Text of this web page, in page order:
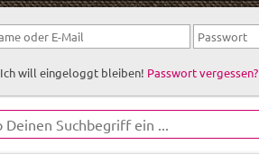
will eingeloggt bleiben! Passwort vergessen?